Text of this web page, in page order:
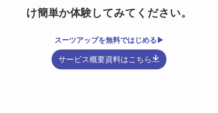
け簡単か体験してみてください。
スーツアップを無料ではじめる▶
サービス概要資料はこちら